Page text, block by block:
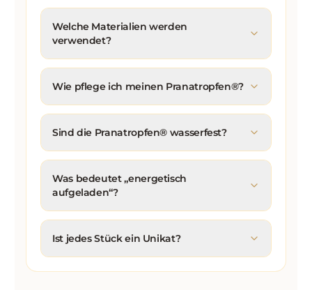
Welche Materialien werden
verwendet?
Wie pflege ich meinen Pranatropfen®?
Sind die Pranatropfen® wasserfest?
Was bedeutet „energetisch
aufgeladen“?
Ist jedes Stück ein Unikat?